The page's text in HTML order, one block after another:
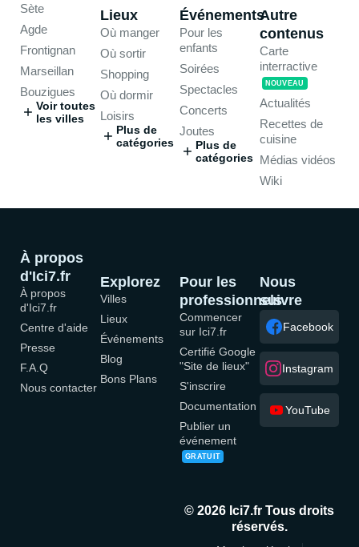
Sète
Agde
Frontignan
Marseillan
Bouzigues
Voir toutes
les villes
Lieux
Où manger
Où sortir
Shopping
Où dormir
Loisirs
Plus de
catégories
Événements
Pour les
enfants
Soirées
Spectacles
Concerts
Joutes
Plus de
catégories
Autre
contenus
Carte
interractive
NOUVEAU
Actualités
Recettes de
cuisine
Médias vidéos
Wiki
À propos
d'Ici7.fr
À propos
d'Ici7.fr
Centre d'aide
Presse
F.A.Q
Nous contacter
Explorez
Villes
Lieux
Événements
Blog
Bons Plans
Pour les
professionnels
Commencer
sur Ici7.fr
Certifié Google
"Site de lieux"
S'inscrire
Documentation
Publier un
événement
GRATUIT
Nous
suivre
Facebook
Instagram
YouTube
© 2026 Ici7.fr Tous droits
réservés.